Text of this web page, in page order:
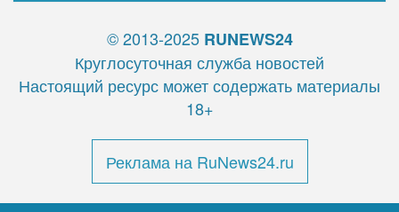
© 2013-2025 RUNEWS24
Круглосуточная служба новостей
Настоящий ресурс может содержать материалы
18+
Реклама на RuNews24.ru